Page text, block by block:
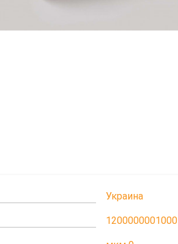
Украина
1200000001000